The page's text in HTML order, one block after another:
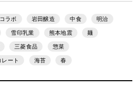
コラボ 岩田醸造 中食 明治
雪印乳業 熊本地震 麺
三菱食品 惣菜
レート 海苔 春